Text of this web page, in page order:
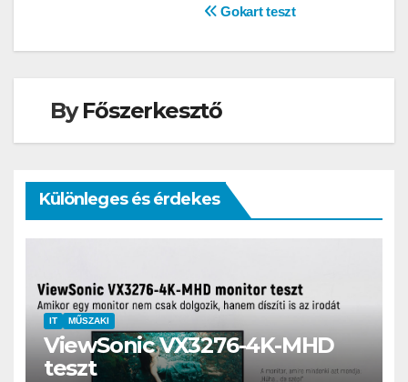
navigáció
Gokart teszt
ByFőszerkesztő
Különleges és érdekes
IT MŰSZAKI
ViewSonic VX3276-4K-MHD
teszt